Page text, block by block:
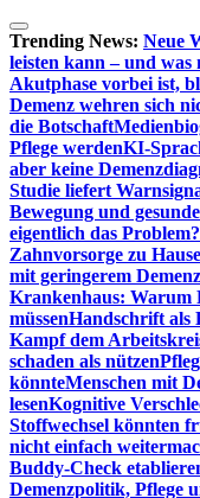
Zum
Inhalt
springen
Trending News: Neue
leisten kann – und was
Akutphase vorbei ist,
Demenz wehren sich
die Botschaft
Pflege werdenKI-
aber keine
Studie liefert
Bewegung und
eigentlich das Problem?
Zahnvorsorge zu
mit geringerem
Krankenhaus: Warum
müssenHandschrift als
Kampf dem
schaden als nützen
könnteMenschen mit
lesenKognitive
Stoffwechsel könnten
nicht einfach
Buddy-Check
Demenzpolitik, Pflege